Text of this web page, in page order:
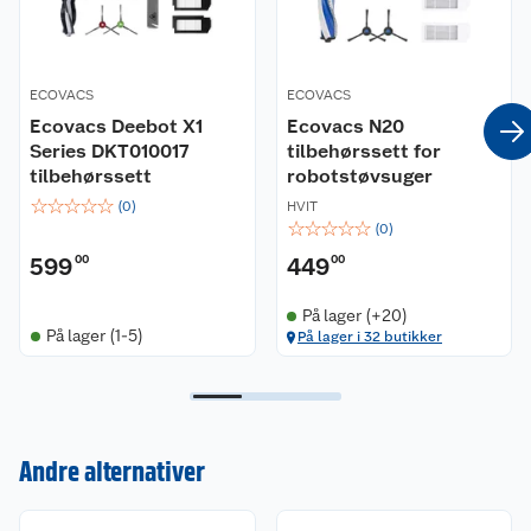
ECOVACS
Ecovacs Deebot X1
Series DKT010017
tilbehørssett
☆☆☆☆☆ (0)
59900
På lager (1-5)
ECOVACS
Ecovacs N20
tilbehørssett for
robotstøvsuger
HVIT
☆☆☆☆☆ (0)
44900
På lager (+20)
På lager i 32 butikker
Andre alternativer
Kundeservice